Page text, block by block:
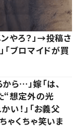
やろ？」→投稿さ
「ブロマイドが買
ら…」嫁「は、
“想定外の光
い！」「お義父
ゃくちゃ笑いま